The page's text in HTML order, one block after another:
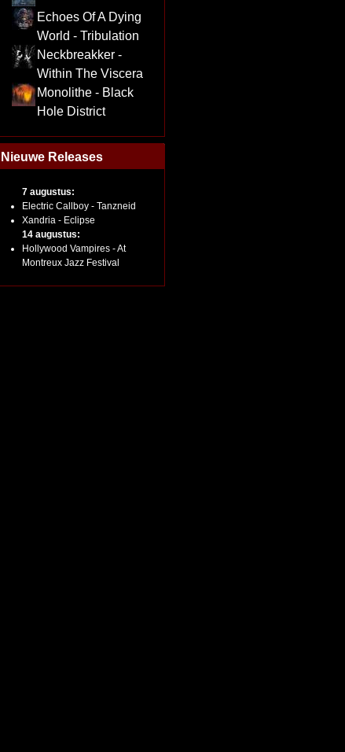
Echoes Of A Dying
World - Tribulation
Neckbreakker -
Within The Viscera
Monolithe - Black
Hole District
Nieuwe Releases
7 augustus:
Electric Callboy - Tanzneid
Xandria - Eclipse
14 augustus:
Hollywood Vampires - At
Montreux Jazz Festival